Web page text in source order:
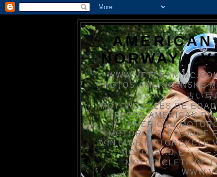
NORWAY /
WWW.VETERAN-
PHOTOS AMERIKANSKE
リカンバイク、古い
MOTORCYCLES DE
FOTOS AMERICAN
AMERICAN
MOTORCYCLES OUDE
VINTAGE MOTORCYCLE
MOTORRAD ビンテ
MOTOCICLETA DE